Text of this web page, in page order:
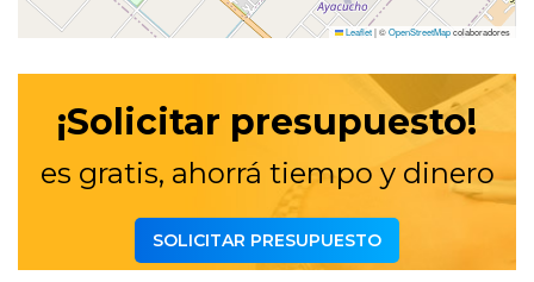
Leaflet|©OpenStreetMapcolaboradores
¡Solicitar presupuesto!
es gratis, ahorrá tiempo y dinero
SOLICITAR PRESUPUESTO